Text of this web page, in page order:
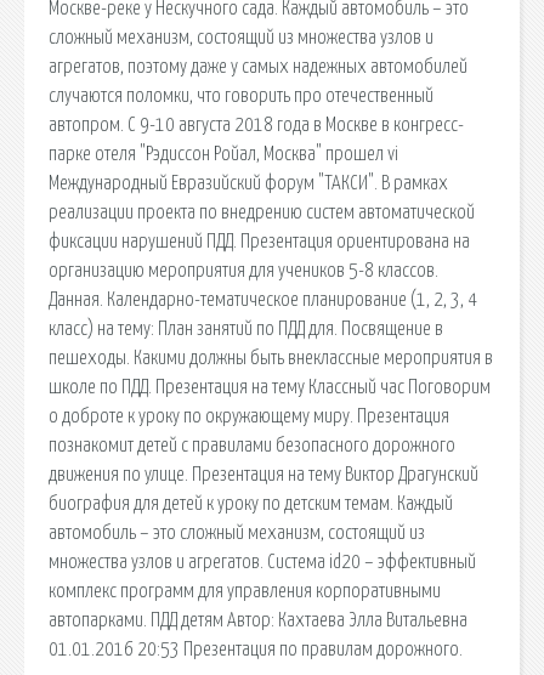
Москве-реке у Нескучного сада. Каждый автомобиль – это
сложный механизм, состоящий из множества узлов и
агрегатов, поэтому даже у самых надежных автомобилей
случаются поломки, что говорить про отечественный
автопром. С 9-10 августа 2018 года в Москве в конгресс-
парке отеля "Рэдиссон Ройал, Москва" прошел vi
Международный Евразийский форум "ТАКСИ". В рамках
реализации проекта по внедрению систем автоматической
фиксации нарушений ПДД. Презентация ориентирована на
организацию мероприятия для учеников 5-8 классов.
Данная. Календарно-тематическое планирование (1, 2, 3, 4
класс) на тему: План занятий по ПДД для. Посвящение в
пешеходы. Какими должны быть внеклассные мероприятия в
школе по ПДД. Презентация на тему Классный час Поговорим
о доброте к уроку по окружающему миру. Презентация
познакомит детей с правилами безопасного дорожного
движения по улице. Презентация на тему Виктор Драгунский
биография для детей к уроку по детским темам. Каждый
автомобиль – это сложный механизм, состоящий из
множества узлов и агрегатов. Система id20 – эффективный
комплекс программ для управления корпоративными
автопарками. ПДД детям Автор: Кахтаева Элла Витальевна
01.01.2016 20:53 Презентация по правилам дорожного.